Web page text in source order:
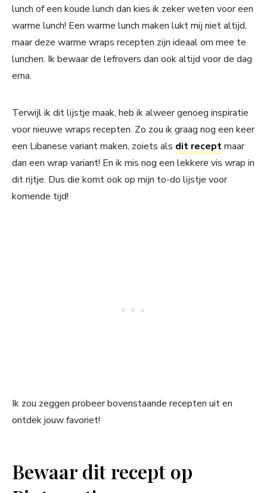
lunch of een koude lunch dan kies ik zeker weten voor een
warme lunch! Een warme lunch maken lukt mij niet altijd,
maar deze warme wraps recepten zijn ideaal om mee te
lunchen. Ik bewaar de lefrovers dan ook altijd voor de dag
erna.
Terwijl ik dit lijstje maak, heb ik alweer genoeg inspiratie
voor nieuwe wraps recepten. Zo zou ik graag nog een keer
een Libanese variant maken, zoiets als dit receptmaar
dan een wrap variant! En ik mis nog een lekkere vis wrap in
dit rijtje. Dus die komt ook op mijn to-do lijstje voor
komende tijd!
Ik zou zeggen probeer bovenstaande recepten uit en
ontdek jouw favoriet!
Bewaar dit recept op